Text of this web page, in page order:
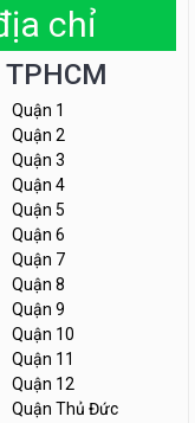
chỉ
TPHCM
Quận 1
Quận 2
Quận 3
Quận 4
Quận 5
Quận 6
Quận 7
Quận 8
Quận 9
Quận 10
Quận 11
Quận 12
Quận Thủ Đức